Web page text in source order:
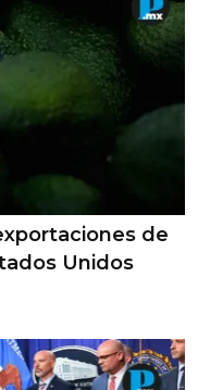
de
Unidos